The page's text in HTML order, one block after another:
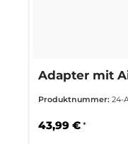
Adapter mit
Produktnummer: 24-
43,99 € *